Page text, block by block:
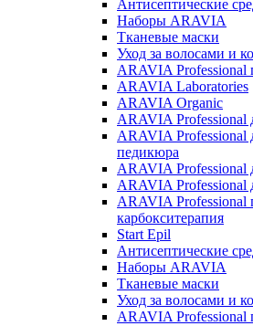
Антисептические
Наборы ARAVIA
Тканевые маски
Уход за волосами и
ARAVIA Professional
ARAVIA Laboratories
ARAVIA Organic
ARAVIA Professional
ARAVIA Professional
педикюра
ARAVIA Professional
ARAVIA Professional
ARAVIA Professional
карбокситерапия
Start Epil
Антисептические
Наборы ARAVIA
Тканевые маски
Уход за волосами и
ARAVIA Professional